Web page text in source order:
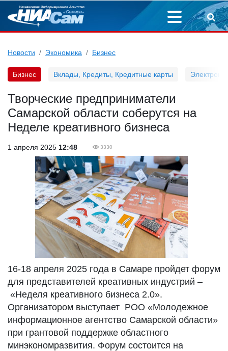
Новости Экономика Бизнес
Бизнес Вклады, Кредиты, Кредитные карты
Творческие предприниматели
Самарской области соберутся на
Неделе креативного бизнеса
1 апреля 2025 12:48 3330
16-18 апреля 2025 года в Самаре пройдет форум
для представителей креативных индустрий –
«Неделя креативного бизнеса 2.0».
Организатором выступает РОО «Молодежное
информационное агентство Самарской области»
при грантовой поддержке областного
минэкономразвития. Форум состоится на